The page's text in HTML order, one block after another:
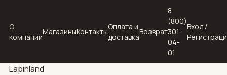
О
компании
МагазиныКонтакты
Оплата и
доставка
Возврат
8
(800)
301-
04-
01
Вход /
Lapinland